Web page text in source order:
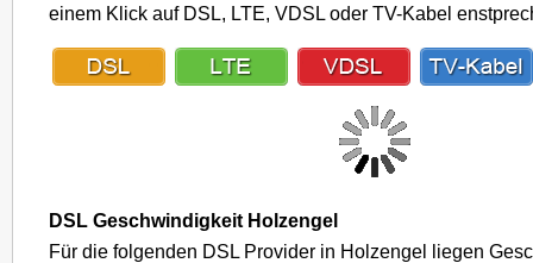
einem Klick auf DSL, LTE, VDSL oder TV-Kabel
DSL Geschwindigkeit Holzengel
Für die folgenden DSL Provider in Holzengel liegen